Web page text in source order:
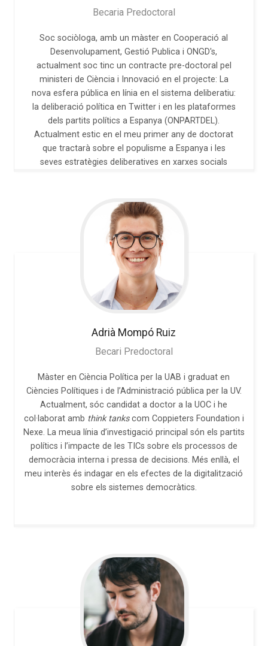
Becaria Predoctoral
Soc sociòloga, amb un màster en Cooperació al
Desenvolupament, Gestió Publica i ONGD's,
actualment soc tinc un contracte pre-doctoral pel
ministeri de Ciència i Innovació en el projecte: La
nova esfera pública en línia en el sistema deliberatiu:
la deliberació política en Twitter i en les plataformes
dels partits polítics a Espanya (ONPARTDEL).
Actualment estic en el meu primer any de doctorat
que tractarà sobre el populisme a Espanya i les
seves estratègies deliberatives en xarxes socials
Adrià Mompó Ruiz
Becari Predoctoral
Màster en Ciència Política per la UAB i graduat en
Ciències Polítiques i de l’Administració pública per la UV.
Actualment, sóc candidat a doctor a la UOC i he
col·laborat amb think tankscom Coppieters Foundation i
Nexe. La meua línia d’investigació principal són els partits
polítics i l’impacte de les TICs sobre els processos de
democràcia interna i pressa de decisions. Més enllà, el
meu interès és indagar en els efectes de la digitalització
sobre els sistemes democràtics.